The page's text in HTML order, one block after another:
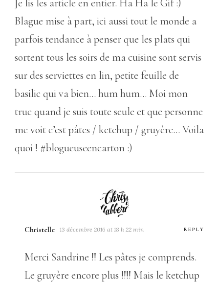
Je lis les article en entier. Ha Ha le Gif :)
Blague mise à part, ici aussi tout le monde a
parfois tendance à penser que les plats qui
sortent tous les soirs de ma cuisine sont servis
sur des serviettes en lin, petite feuille de
basilic qui va bien… hum hum… Moi mon
truc quand je suis toute seule et que personne
me voit c’est pâtes / ketchup / gruyère… Voila
quoi ! #blogueuseencarton :)
Christelle 13 décembre 2016 at 18 h 22 min REPLY
Merci Sandrine !! Les pâtes je comprends.
Le gruyère encore plus !!!! Mais le ketchup